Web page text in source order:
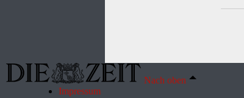
Nach oben
Impressum